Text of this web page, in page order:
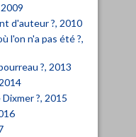
d'auteur ?, 2010
l'on n'a pas été ?,
?, 2013
?, 2015